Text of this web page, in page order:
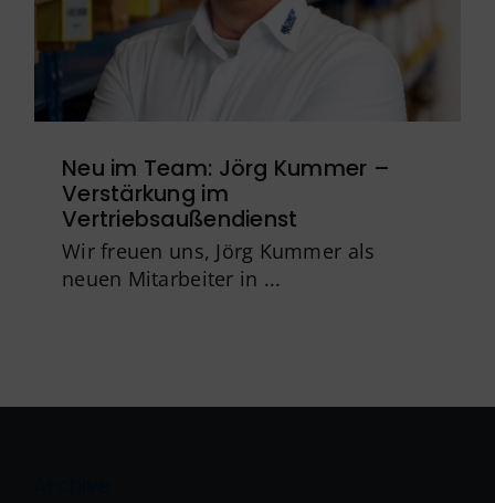
Neu im Team: Jörg Kummer –
Verstärkung im
Vertriebsaußendienst
Wir freuen uns, Jörg Kummer als
neuen Mitarbeiter in ...